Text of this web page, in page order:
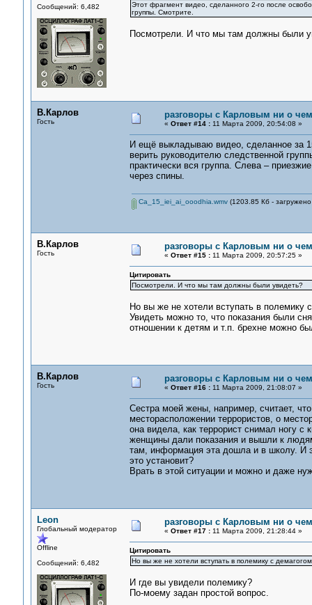
Сообщений: 6,482
Этот фрагмент видео, сделанного 2-го после
группы. Смотрите.
Посмотрели. И что мы там должны были
В.Карлов
Гость
разговоры с Карловым ни о
« Ответ #14 :11 Марта 2009, 20:54:08 »
И ещё выкладываю видео, сделанное за
верить руководителю следственной
практически вся группа. Слева –
через спины.
Ca_15_iei_ai_ooodhia.wmv(1203.85 Кб -
В.Карлов
Гость
разговоры с Карловым ни о
« Ответ #15 :11 Марта 2009, 20:57:25 »
Цитировать
Посмотрели. И что мы там должны были увидеть?
Но вы же не хотели вступать в полемику
Увидеть можно то, что показания были
отношении к детям и т.п. брехне можно
В.Карлов
Гость
разговоры с Карловым ни о
« Ответ #16 :11 Марта 2009, 21:08:07 »
Сестра моей жены, например, считает,
месторасположении террористов, о
она видела, как террорист снимал ногу с
женщины дали показания и вышли к
там, информация эта дошла и в школу. И
это установит?
Врать в этой ситуации и можно и даже
Leon
Глобальный модератор
Offline
Сообщений: 6,482
разговоры с Карловым ни о
« Ответ #17 :11 Марта 2009, 21:28:44 »
Цитировать
Но вы же не хотели вступать в полемику с
И где вы увидели полемику?
По-моему задан простой вопрос.